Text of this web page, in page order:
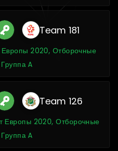
Team 181
2020, Отборочные
A
Team 126
Европы 2020, Отборочные
A